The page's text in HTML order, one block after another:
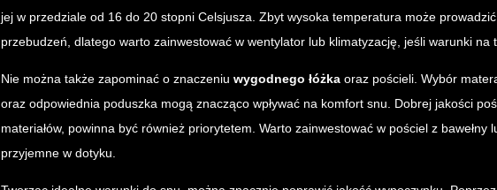
jej w przedziale od 16 do 20 stopni Celsjusza. Zbyt wysoka temperatura może
przebudzeń, dlatego warto zainwestować w wentylator lub klimatyzację, jeśli warunki na
Nie można także zapominać o znaczeniu wygodnego łóżka oraz pościeli. Wybór
oraz odpowiednia poduszka mogą znacząco wpływać na komfort snu. Dobrej jakości
materiałów, powinna być również priorytetem. Warto zainwestować w pościel z bawełny
przyjemne w dotyku.